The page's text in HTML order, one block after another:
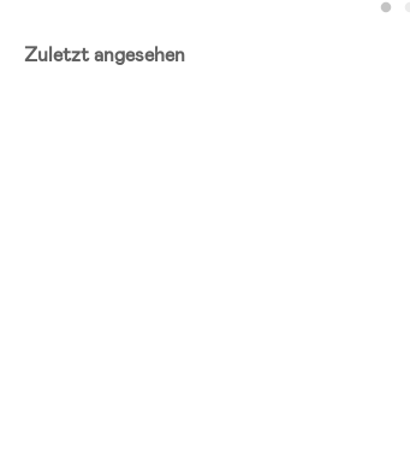
Zuletzt angesehen